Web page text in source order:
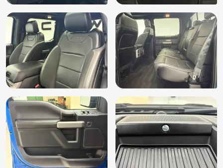
Lederen bekleding
Lederen stuurwiel
LED koplampen
LED koplampen adaptief
Lendesteun(en) verstelbaar
Lichtmetalen velgen
Lpg installatie
Mistlampen voor
MP3 aansluiting
Multimedia systeem
Navigatie
Navigatiesysteem